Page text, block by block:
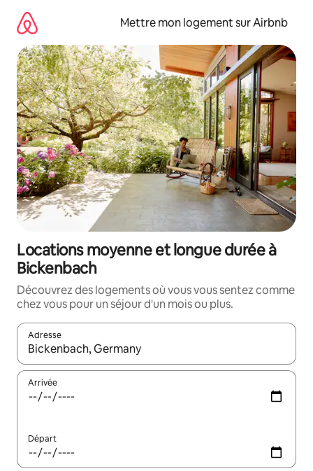
directement
contenu
Mettre mon logement sur Airbnb
Locations moyenne et longue durée à
Bickenbach
Découvrez des logements où vous vous sentez comme
chez vous pour un séjour d'un mois ou plus.
Adresse
Lorsque les résultats s'affichent, utilisez les flèches vers le
Arrivée
Départ